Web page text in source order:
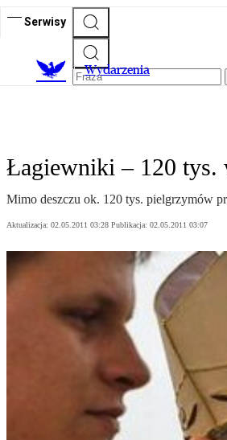
Serwisy
Wydarzenia
Łagiewniki – 120 tys.
Mimo deszczu ok. 120 tys. pielgrzymów
Aktualizacja: 02.05.2011 03:28 Publikacja: 02.05.2011 03:07